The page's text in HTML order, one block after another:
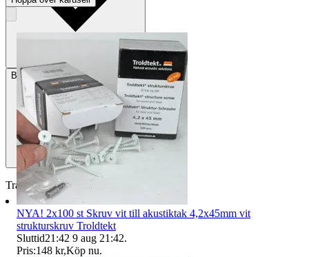
BetalningVia Tradera
Traderas köparskydd
NYA! 2x100 st Skruv vit till akustiktak 4,2x45mm vit
strukturskruv Troldtekt
Sluttid21:42 9 aug 21:42.
Pris:148 kr,Köp nu.